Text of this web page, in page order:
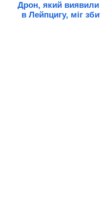
Дрон, який виявили
в Лейпцигу, міг